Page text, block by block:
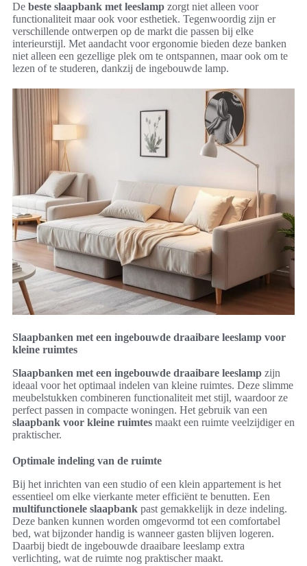
De beste slaapbank met leeslamp zorgt niet alleen voor
functionaliteit maar ook voor esthetiek. Tegenwoordig zijn er
verschillende ontwerpen op de markt die passen bij elke
interieurstijl. Met aandacht voor ergonomie bieden deze banken
niet alleen een gezellige plek om te ontspannen, maar ook om te
lezen of te studeren, dankzij de ingebouwde lamp.
Slaapbanken met een ingebouwde draaibare leeslamp voor
kleine ruimtes
Slaapbanken met een ingebouwde draaibare leeslamp zijn
ideaal voor het optimaal indelen van kleine ruimtes. Deze slimme
meubelstukken combineren functionaliteit met stijl, waardoor ze
perfect passen in compacte woningen. Het gebruik van een
slaapbank voor kleine ruimtes maakt een ruimte veelzijdiger en
praktischer.
Optimale indeling van de ruimte
Bij het inrichten van een studio of een klein appartement is het
essentieel om elke vierkante meter efficiënt te benutten. Een
multifunctionele slaapbank past gemakkelijk in deze indeling.
Deze banken kunnen worden omgevormd tot een comfortabel
bed, wat bijzonder handig is wanneer gasten blijven logeren.
Daarbij biedt de ingebouwde draaibare leeslamp extra
verlichting, wat de ruimte nog praktischer maakt.